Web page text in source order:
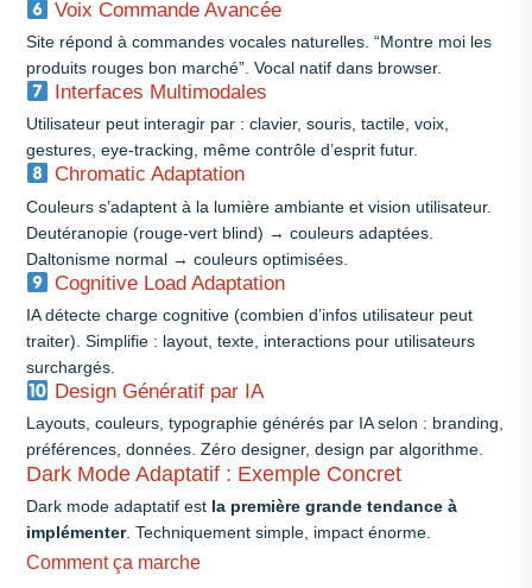
Voix Commande Avancée
Site répond à commandes vocales naturelles. “Montre moi les
produits rouges bon marché”. Vocal natif dans browser.
Interfaces Multimodales
Utilisateur peut interagir par : clavier, souris, tactile, voix,
gestures, eye-tracking, même contrôle d’esprit futur.
Chromatic Adaptation
Couleurs s’adaptent à la lumière ambiante et vision utilisateur.
Deutéranopie (rouge-vert blind) → couleurs adaptées.
Daltonisme normal → couleurs optimisées.
Cognitive Load Adaptation
IA détecte charge cognitive (combien d’infos utilisateur peut
traiter). Simplifie : layout, texte, interactions pour utilisateurs
surchargés.
Design Génératif par IA
Layouts, couleurs, typographie générés par IA selon : branding,
préférences, données. Zéro designer, design par algorithme.
Dark Mode Adaptatif : Exemple Concret
Dark mode adaptatif est la première grande tendance à
implémenter. Techniquement simple, impact énorme.
Comment ça marche